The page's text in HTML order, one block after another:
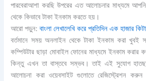
পারবেরাআশা করছি উপরের এত আলোচনার মাধ্যমে
থেকে কিভাবে টাকা ইনকাম করতে হয়।
আরো পড়ুন:বাংলা লেখালেখি করে প্রতিদিন এক হাজার
বর্তমানে সময় অনলাইন থেকে টাকা ইনকাম করা
কম্পিউটার ছাড়া মোবাইল ফোনের মাধ্যমে ইনকাম করার
কিন্তু এখন তা বাস্তবে সম্ভব। তাই এই সুযোগ
আলোচনা করা ওয়েবসাইট গুলোতে রেজিস্ট্রেশন